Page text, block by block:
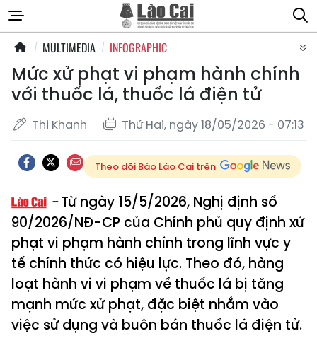
MULTIMEDIA INFOGRAPHIC
Mức xử phạt vi phạm hành chính
với thuốc lá, thuốc lá điện tử
Thi Khanh Thứ Hai, ngày 18/05/2026 - 07:13
Theo dõi Báo Lào Cai trên
Từ ngày 15/5/2026, Nghị định số
90/2026/NĐ-CP của Chính phủ quy định xử
phạt vi phạm hành chính trong lĩnh vực y
tế chính thức có hiệu lực. Theo đó, hàng
loạt hành vi vi phạm về thuốc lá bị tăng
mạnh mức xử phạt, đặc biệt nhắm vào
việc sử dụng và buôn bán thuốc lá điện tử.